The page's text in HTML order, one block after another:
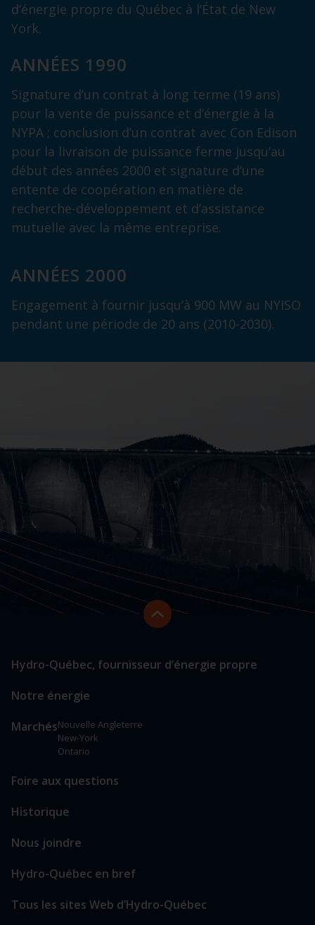
d’énergie propre du Québec à l’État de New
York.
ANNÉES 1990
Signature d’un contrat à long terme (19 ans)
pour la vente de puissance et d’énergie à la
NYPA ; conclusion d’un contrat avec Con Edison
pour la livraison de puissance ferme jusqu’au
début des années 2000 et signature d’une
entente de coopération en matière de
recherche-développement et d’assistance
mutuelle avec la même entreprise.
ANNÉES 2000
Engagement à fournir jusqu’à 900 MW au NYISO
pendant une période de 20 ans (2010-2030).
Retourner
en
page
DE
PAGE
vers
sections
Hydro-Québec, fournisseur d’énergie propre
Notre énergie
MarchésNouvelle Angleterre
New-York
Ontario
Foire aux questions
Historique
Nous joindre
Hydro-Québec en bref
Tous les sites Web d’Hydro-Québec